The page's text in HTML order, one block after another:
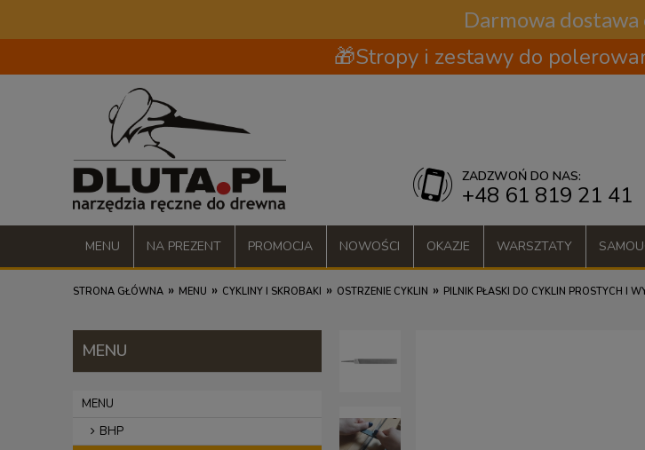
Darmowa dostawa
🎁Stropy i zestawy do
ZADZWOŃ DO NAS:
+48 61 819 21 41
MENU NA PREZENT PROMOCJA NOWOŚCI OKAZJE WARSZTATY
STRONA GŁÓWNA » MENU » CYKLINY I SKROBAKI » OSTRZENIE CYKLIN » PILNIK PŁASKI DO CYKLIN PROSTYCH I
MENU
MENU
BHP